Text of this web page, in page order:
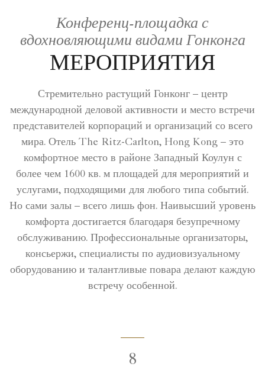
Конференц-площадка с
вдохновляющими видами Гонконга
МЕРОПРИЯТИЯ
Стремительно растущий Гонконг – центр
международной деловой активности и место встречи
представителей корпораций и организаций со всего
мира. Отель The Ritz-Carlton, Hong Kong – это
комфортное место в районе Западный Коулун с
более чем 1600 кв. м площадей для мероприятий и
услугами, подходящими для любого типа событий.
Но сами залы – всего лишь фон. Наивысший уровень
комфорта достигается благодаря безупречному
обслуживанию. Профессиональные организаторы,
консьержи, специалисты по аудиовизуальному
оборудованию и талантливые повара делают каждую
встречу особенной.
8